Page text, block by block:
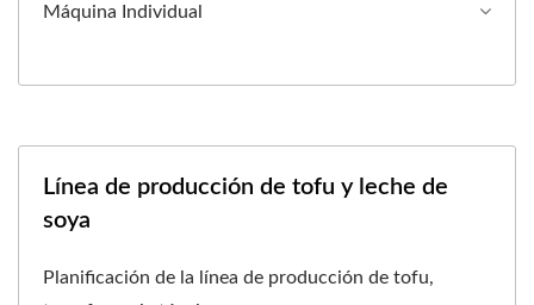
Máquina Individual
Línea de producción de tofu y leche de
soya
Planificación de la línea de producción de tofu,